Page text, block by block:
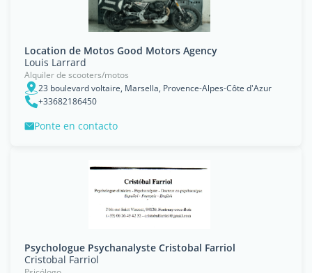
Location de Motos Good Motors Agency
Louis Larrard
Alquiler de scooters/motos
23 boulevard voltaire, Marsella, Provence-Alpes-Côte d'Azur
+33682186450
Ponte en contacto
Psychologue Psychanalyste Cristobal Farriol
Cristobal Farriol